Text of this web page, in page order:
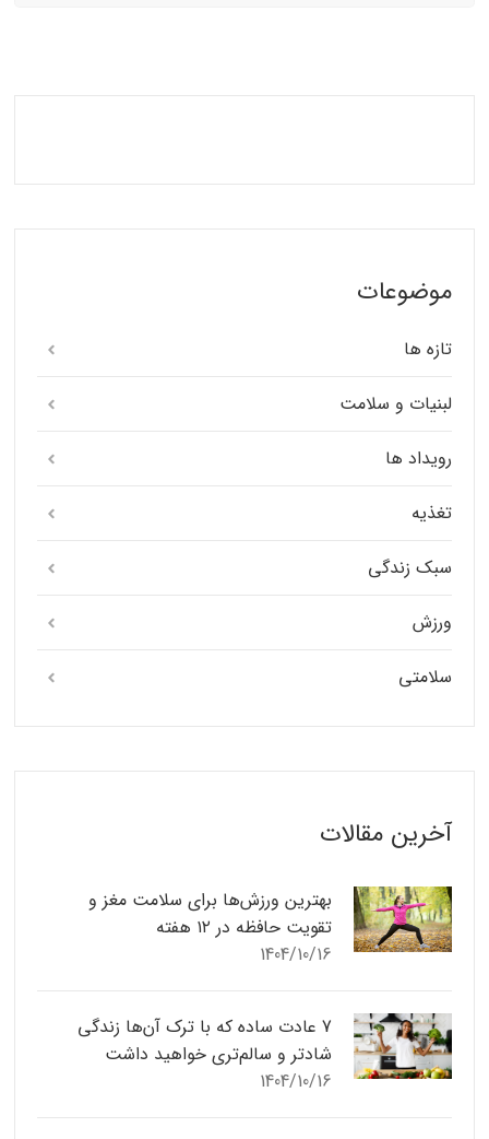
موضوعات
تازه ها
لبنیات و سلامت
رویداد ها
تغذیه
سبک زندگی
ورزش
سلامتی
آخرین مقالات
بهترین ورزش‌ها برای سلامت مغز و
تقویت حافظه در ۱۲ هفته
1404/10/16
7 عادت ساده که با ترک آن‌ها زندگی
شادتر و سالم‌تری خواهید داشت
1404/10/16